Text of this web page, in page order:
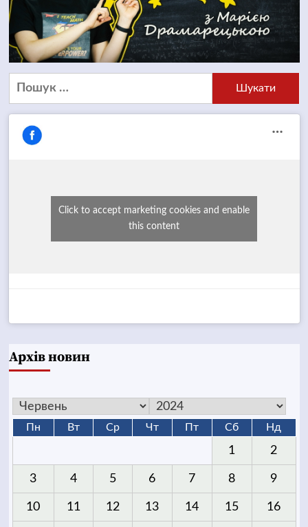
Пошук:
Click to accept marketing cookies and enable
this content
Архів новин
Пн Вт Ср Чт Пт Сб Нд
1 2
3 4 5 6 7 8 9
10 11 12 13 14 15 16